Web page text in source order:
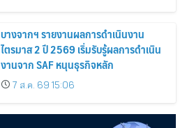
บางจากฯ รายงานผลการดำเนินงาน
ไตรมาส 2 ปี 2569 เริ่มรับรู้ผลการดำเนิน
งานจาก SAF หนุนธุรกิจหลัก
7 ส.ค. 69 15:06